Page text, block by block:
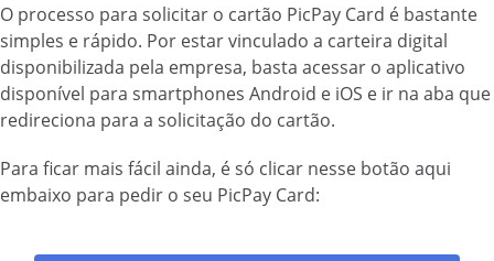
O processo para solicitar o cartão PicPay Card é bastante
simples e rápido. Por estar vinculado a carteira digital
disponibilizada pela empresa, basta acessar o aplicativo
disponível para smartphones Android e iOS e ir na aba que
redireciona para a solicitação do cartão.
Para ficar mais fácil ainda, é só clicar nesse botão aqui
embaixo para pedir o seu PicPay Card: